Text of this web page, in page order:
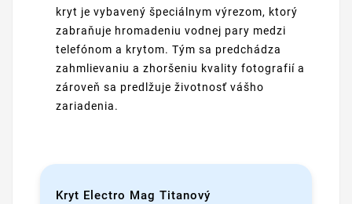
kryt je vybavený špeciálnym výrezom, ktorý
zabraňuje hromadeniu vodnej pary medzi
telefónom a krytom. Tým sa predchádza
zahmlievaniu a zhoršeniu kvality fotografií a
zároveň sa predlžuje životnosť vášho
zariadenia.
Kryt Electro Mag Titanový